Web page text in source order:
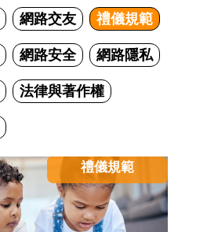
網路交友 禮儀規範
網路安全 網路隱私
法律與著作權
禮儀規範